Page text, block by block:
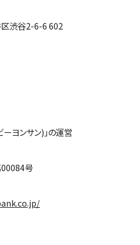
区渋谷2-6-6 602
ヨンサン)」の運営
号